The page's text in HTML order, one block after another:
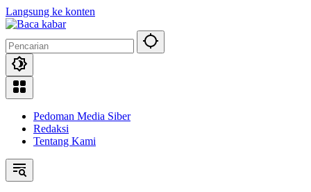
Langsung ke konten
Pedoman Media Siber
Redaksi
Tentang Kami